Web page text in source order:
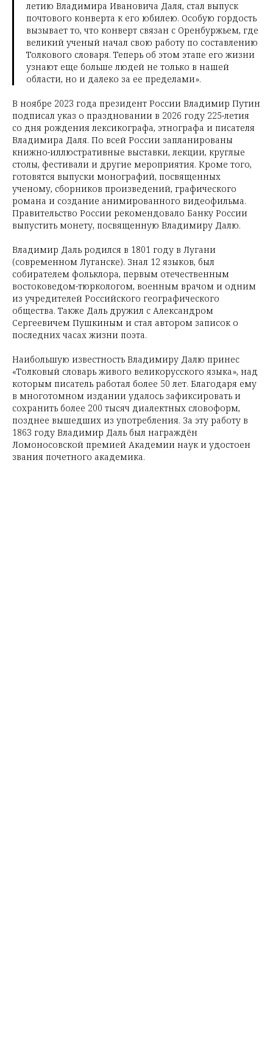
летию Владимира Ивановича Даля, стал выпуск
почтового конверта к его юбилею. Особую гордость
вызывает то, что конверт связан с Оренбуржьем, где
великий ученый начал свою работу по составлению
Толкового словаря. Теперь об этом этапе его жизни
узнают еще больше людей не только в нашей
области, но и далеко за ее пределами».
В ноябре 2023 года президент России Владимир Путин
подписал указ о праздновании в 2026 году 225-летия
со дня рождения лексикографа, этнографа и писателя
Владимира Даля. По всей России запланированы
книжно-иллюстративные выставки, лекции, круглые
столы, фестивали и другие мероприятия. Кроме того,
готовятся выпуски монографий, посвященных
ученому, сборников произведений, графического
романа и создание анимированного видеофильма.
Правительство России рекомендовало Банку России
выпустить монету, посвященную Владимиру Далю.
Владимир Даль родился в 1801 году в Лугани
(современном Луганске). Знал 12 языков, был
собирателем фольклора, первым отечественным
востоковедом-тюркологом, военным врачом и одним
из учредителей Российского географического
общества. Также Даль дружил с Александром
Сергеевичем Пушкиным и стал автором записок о
последних часах жизни поэта.
Наибольшую известность Владимиру Далю принес
«Толковый словарь живого великорусского языка», над
которым писатель работал более 50 лет. Благодаря ему
в многотомном издании удалось зафиксировать и
сохранить более 200 тысяч диалектных словоформ,
позднее вышедших из употребления. За эту работу в
1863 году Владимир Даль был награждён
Ломоносовской премией Академии наук и удостоен
звания почетного академика.